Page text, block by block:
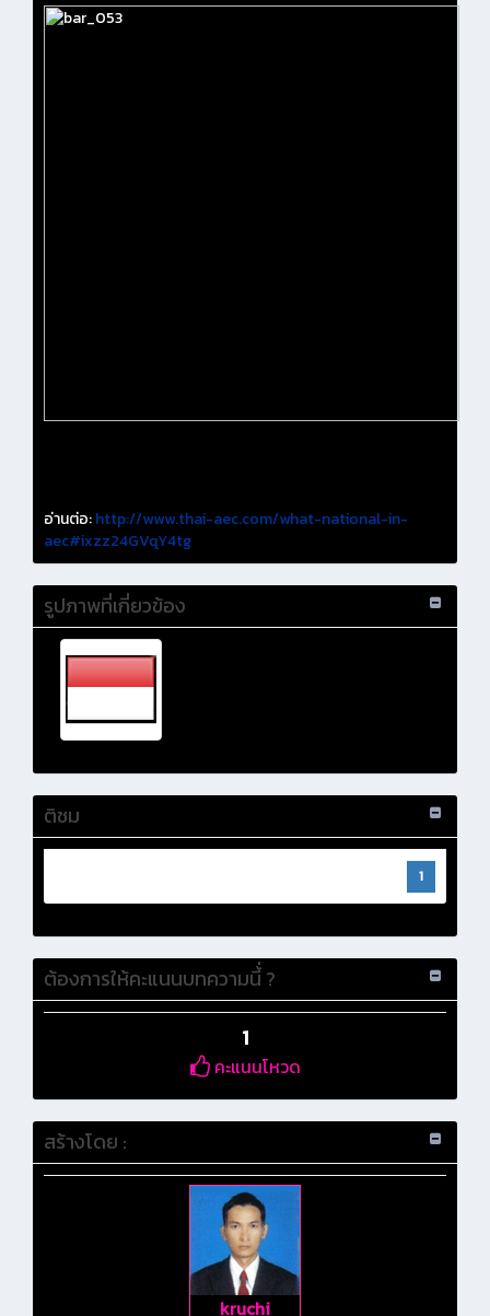
อ่านต่อ:http://www.thai-aec.com/what-national-in-
aec#ixzz24GVqY4tg
รูปภาพที่เกี่ยวข้อง
ติชม
1
ต้องการให้คะแนนบทความนี้่ ?
1
คะแนนโหวด
สร้างโดย :
kruchi